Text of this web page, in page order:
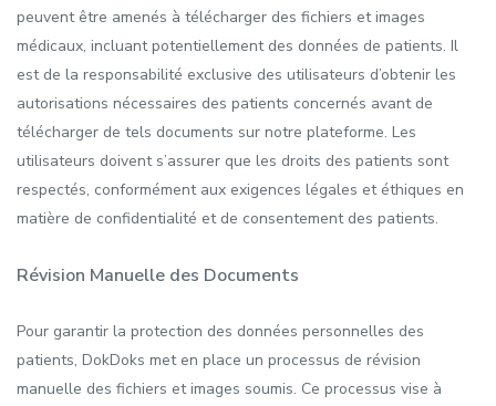
peuvent être amenés à télécharger des fichiers et images
médicaux, incluant potentiellement des données de patients. Il
est de la responsabilité exclusive des utilisateurs d’obtenir les
autorisations nécessaires des patients concernés avant de
télécharger de tels documents sur notre plateforme. Les
utilisateurs doivent s’assurer que les droits des patients sont
respectés, conformément aux exigences légales et éthiques en
matière de confidentialité et de consentement des patients.
Révision Manuelle des Documents
Pour garantir la protection des données personnelles des
patients, DokDoks met en place un processus de révision
manuelle des fichiers et images soumis. Ce processus vise à